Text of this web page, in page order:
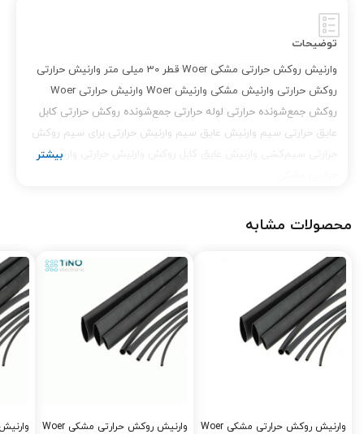
توضیحات
وارنیش روکش حرارتی مشکی Woer قطر 30 میلی متر وارنیش حرارتی
روکش حرارتی وارنیش مشکی وارنیش Woer وارنیش حرارتی Woer
روکش جمع‌شونده حرارتی لوله حرارتی جمع‌شونده روکش حرارتی کابل
عایق حرارتی سیم وارنیش عایق سیم وارنیش حرارتی برای سیم روکش
حرارتی سیم‌کشی وارنیش عایق کابل روکش وارنیش حرارتی وارنیش
محصولات مشابه
وارنیش روکش حرارتی مشکی Woer
وارنیش روکش حرارتی مشکی Woer